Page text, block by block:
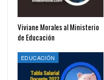
Viviane Morales al Ministerio
de Educación
EDUCACIÓN